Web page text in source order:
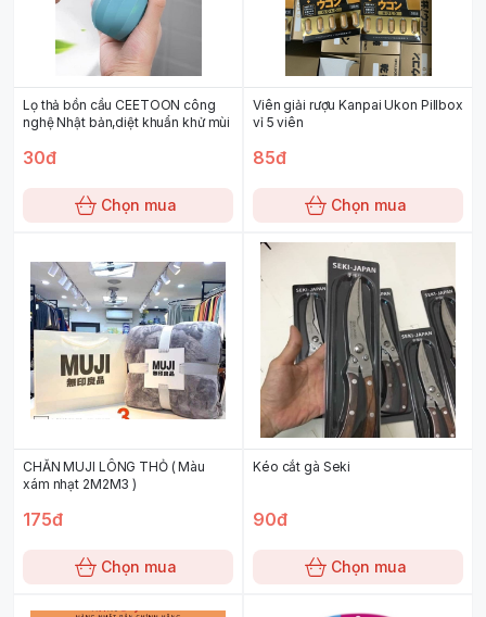
Lọ thả bồn cầu CEETOON công
nghệ Nhật bản,diệt khuẩn khử mùi
30đ
Chọn mua
Viên giải rượu Kanpai Ukon Pillbox
vỉ 5 viên
85đ
Chọn mua
CHĂN MUJI LÔNG THỎ ( Màu
xám nhạt 2M2M3 )
175đ
Chọn mua
Kéo cắt gà Seki
90đ
Chọn mua